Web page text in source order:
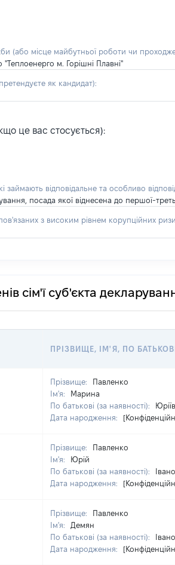
(або місце майбутньої роботи чи
м. Горішні Плавні"
як кандидат):
це вас стосується):
відповідальне та особливо
посада якої віднесена до першої-
з високим рівнем корупційних
сім'ї суб'єкта
ПРІЗВИЩЕ, ІМ'Я, ПО БАТЬКОВІ
Прізвище:
Павленко
Ім'я:
Марина
По батькові (за наявності):
Дата народження:
Прізвище:
Павленко
Ім'я:
Юрій
По батькові (за наявності):
Дата народження:
Прізвище:
Павленко
Ім'я:
Демян
По батькові (за наявності):
Дата народження: